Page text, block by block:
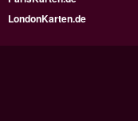
LondonKarten.de